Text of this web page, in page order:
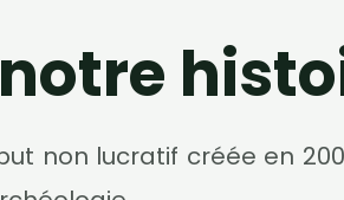
non lucratif créée en